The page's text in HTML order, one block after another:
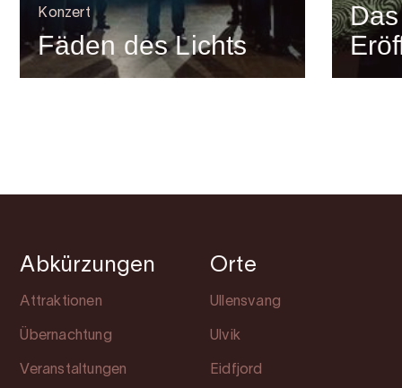
Konzert
Fäden des Lichts
Das
Abkürzungen
Attraktionen
Übernachtung
Veranstaltungen
Orte
Ullensvang
Ulvik
Eidfjord